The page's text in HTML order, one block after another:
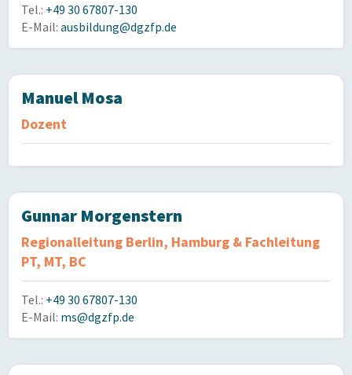
Tel.: +49 30 67807-130
E-Mail: ausbildung@dgzfp.de
Manuel Mosa
Dozent
Gunnar Morgenstern
Regionalleitung Berlin, Hamburg & Fachleitung
PT, MT, BC
Tel.: +49 30 67807-130
E-Mail: ms@dgzfp.de